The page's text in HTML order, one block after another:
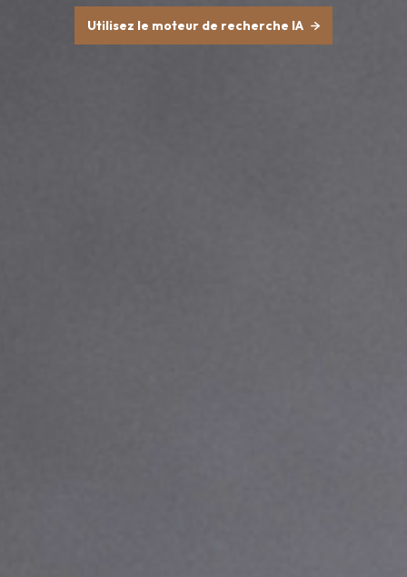
Utilisez le moteur de recherche IA